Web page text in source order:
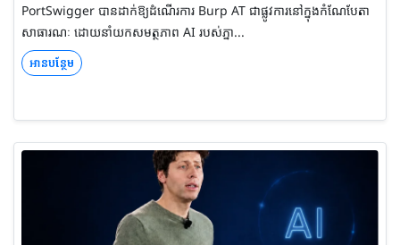
PortSwigger បានដាក់ឱ្យដំណើរការ Burp AT ជាផ្លូវការនៅក្នុងកំណែបែតា
សាធារណៈ ដោយនាំយកសមត្ថភាព AI របស់ភ្នា...
អានបន្ថែម